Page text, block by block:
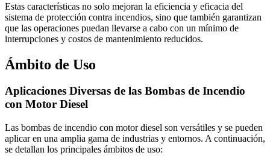
Estas características no solo mejoran la eficiencia y eficacia del
sistema de protección contra incendios, sino que también garantizan
que las operaciones puedan llevarse a cabo con un mínimo de
interrupciones y costos de mantenimiento reducidos.
Ámbito de Uso
Aplicaciones Diversas de las Bombas de Incendio
con Motor Diesel
Las bombas de incendio con motor diesel son versátiles y se pueden
aplicar en una amplia gama de industrias y entornos. A continuación,
se detallan los principales ámbitos de uso: